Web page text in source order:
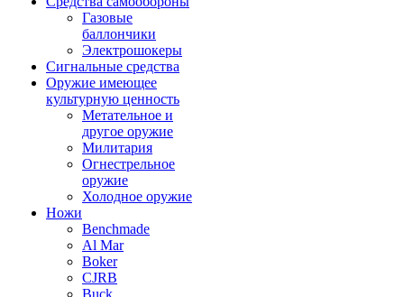
Газовые
баллончики
Электрошокеры
Сигнальные средства
Оружие имеющее
культурную ценность
Метательное и
другое оружие
Милитария
Огнестрельное
оружие
Холодное оружие
Ножи
Benchmade
Al Mar
Boker
CJRB
Buck